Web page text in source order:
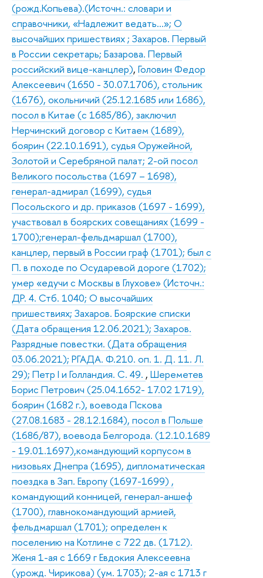
(рожд.Копьева).(Источн.: словари и
справочники, «Надлежит ведать…»; О
высочайших пришествиях ; Захаров. Первый
в России секретарь; Базарова. Первый
российский вице-канцлер), Головин Федор
Алексеевич (1650 - 30.07.1706), стольник
(1676), окольничий (25.12.1685 или 1686),
посол в Китае (с 1685/86), заключил
Нерчинский договор с Китаем (1689),
боярин (22.10.1691), судья Оружейной,
Золотой и Серебряной палат; 2-ой посол
Великого посольства (1697 – 1698),
генерал-адмирал (1699), судья
Посольского и др. приказов (1697 - 1699),
участвовал в боярских совещаниях (1699 -
1700);генерал-фельдмаршал (1700),
канцлер, первый в России граф (1701); был с
П. в походе по Осударевой дороге (1702);
умер «едучи с Москвы в Глухове» (Источн.:
ДР. 4. Стб. 1040; О высочайших
пришествиях; Захаров. Боярские списки
(Дата обращения 12.06.2021); Захаров.
Разрядные повестки. (Дата обращения
03.06.2021); РГАДА. Ф.210. оп. 1. Д. 11. Л.
29); Петр I и Голландия. С. 49. , Шереметев
Борис Петрович (25.04.1652- 17.02 1719),
боярин (1682 г.), воевода Пскова
(27.08.1683 - 28.12.1684), посол в Польше
(1686/87), воевода Белгорода. (12.10.1689
- 19.01.1697),командующий корпусом в
низовьях Днепра (1695), дипломатическая
поездка в Зап. Европу (1697-1699) ,
командующий конницей, генерал-аншеф
(1700), главнокомандующий армией,
фельдмаршал (1701); определен к
поселению на Котлине с 722 дв. (1712).
Женя 1-ая с 1669 г Евдокия Алексеевна
(урожд. Чирикова) (ум. 1703); 2-ая с 1713 г